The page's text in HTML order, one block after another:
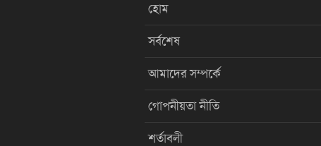
হোম
সর্বশেষ
আমাদের সম্পর্কে
গোপনীয়তা নীতি
শর্তাবলী